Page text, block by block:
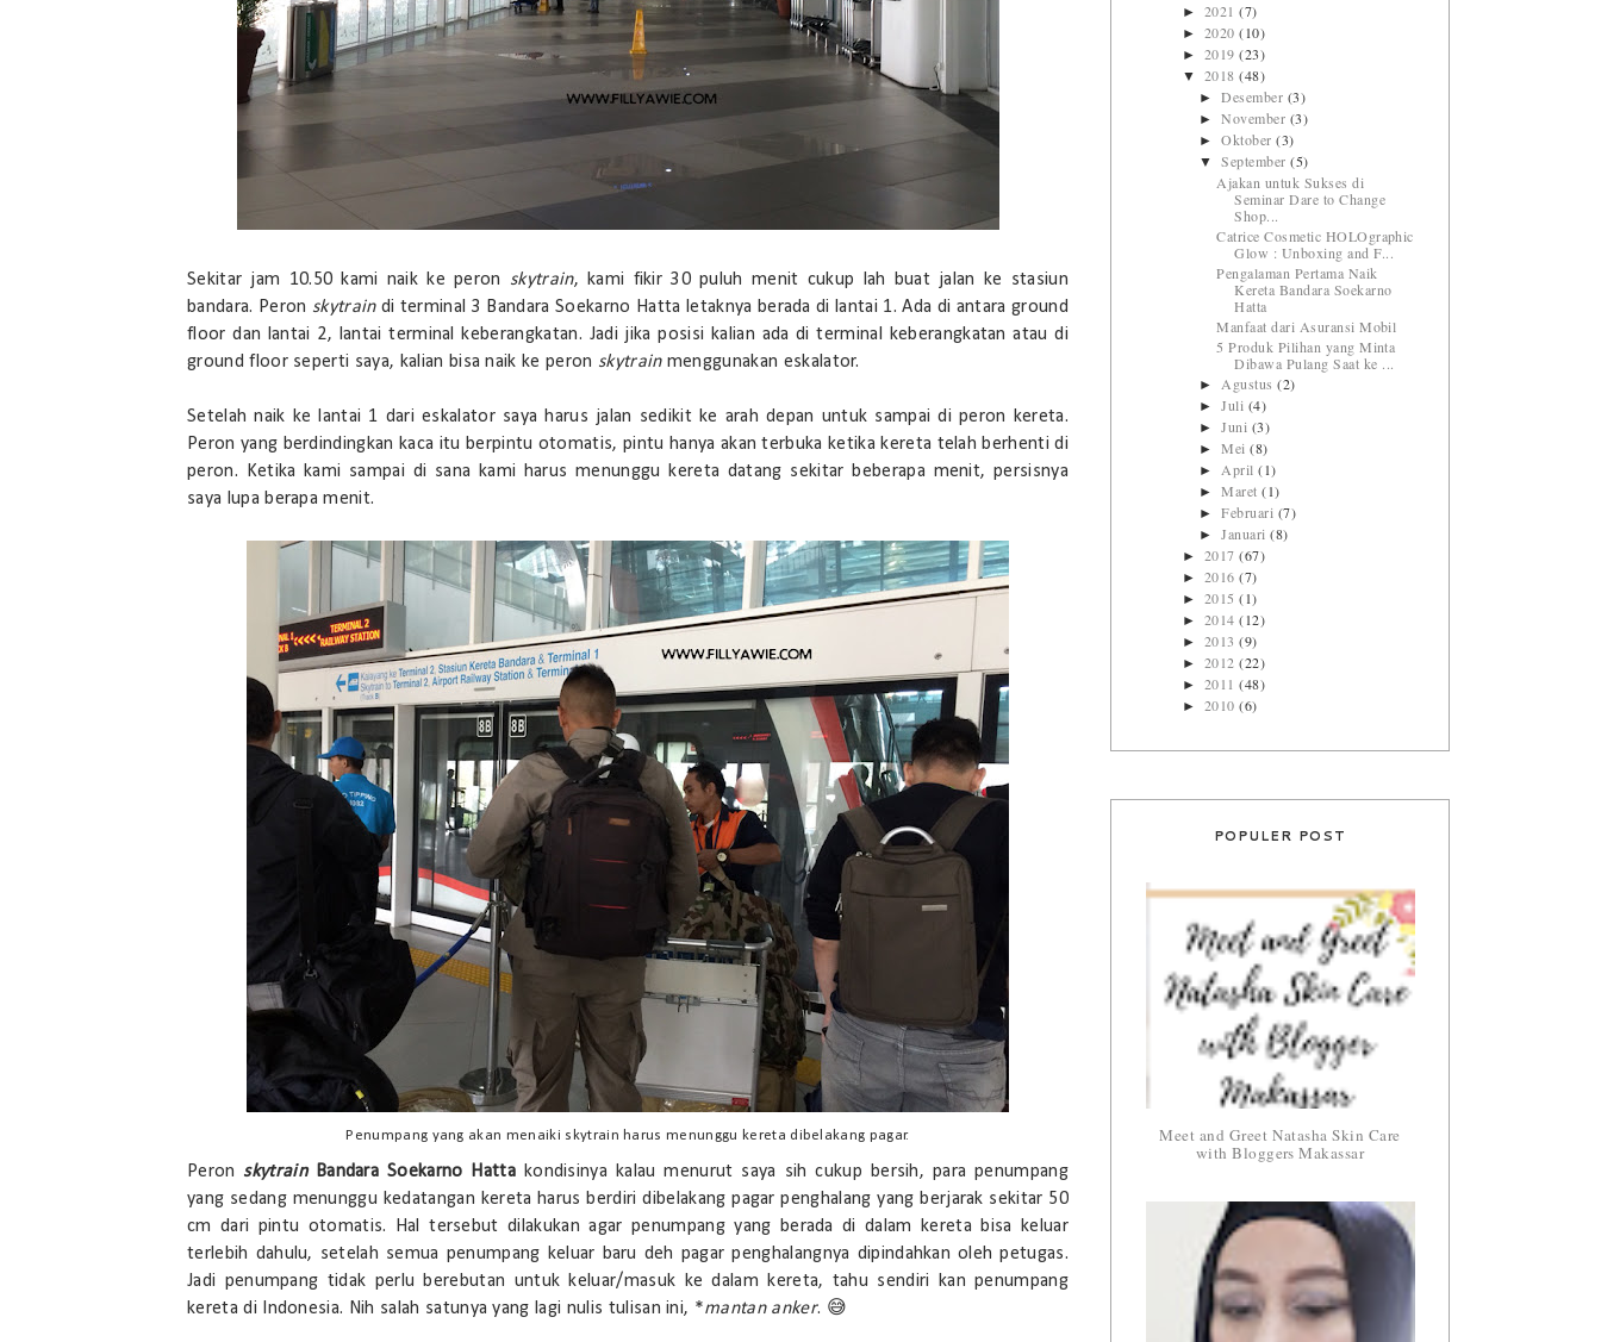
Sekitar jam 10.50 kami naik ke peron skytrain, kami fikir 30 puluh menit cukup lah buat jalan ke stasiun
bandara. Peron skytraindi terminal 3 Bandara Soekarno Hatta letaknya berada di lantai 1. Ada di antara ground
floor dan lantai 2, lantai terminal keberangkatan. Jadi jika posisi kalian ada di terminal keberangkatan atau di
ground floor seperti saya, kalian bisa naik ke peron skytrain menggunakan eskalator.
Setelah naik ke lantai 1 dari eskalator saya harus jalan sedikit ke arah depan untuk sampai di peron kereta.
Peron yang berdindingkan kaca itu berpintu otomatis, pintu hanya akan terbuka ketika kereta telah berhenti di
peron. Ketika kami sampai di sana kami harus menunggu kereta datang sekitar beberapa menit, persisnya
saya lupa berapa menit.
Penumpang yang akan menaiki skytrain harus menunggu kereta dibelakang pagar.
Peron skytrain Bandara Soekarno Hatta kondisinya kalau menurut saya sih cukup bersih, para penumpang
yang sedang menunggu kedatangan kereta harus berdiri dibelakang pagar penghalang yang berjarak sekitar 50
cm dari pintu otomatis. Hal tersebut dilakukan agar penumpang yang berada di dalam kereta bisa keluar
terlebih dahulu, setelah semua penumpang keluar baru deh pagar penghalangnya dipindahkan oleh petugas.
Jadi penumpang tidak perlu berebutan untuk keluar/masuk ke dalam kereta, tahu sendiri kan penumpang
kereta di Indonesia. Nih salah satunya yang lagi nulis tulisan ini, *mantan anker. 😅
► 2021(7)
► 2020(10)
► 2019(23)
▼ 2018(48)
►Desember (3)
►November (3)
►Oktober(3)
▼September(5)
Ajakan untuk Sukses di
Seminar Dare to Change
Shop...
Catrice Cosmetic HOLOgraphic
Glow : Unboxing and F...
Pengalaman Pertama Naik
Kereta Bandara Soekarno
Hatta
Manfaat dari Asuransi Mobil
5 Produk Pilihan yang Minta
Dibawa Pulang Saat ke ...
►Agustus(2)
►Juli (4)
►Juni (3)
►Mei(8)
►April(1)
►Maret(1)
►Februari (7)
►Januari(8)
► 2017(67)
► 2016(7)
► 2015(1)
► 2014(12)
► 2013(9)
► 2012(22)
► 2011(48)
► 2010(6)
POPULER POST
Meet and Greet Natasha Skin Care
with Bloggers Makassar